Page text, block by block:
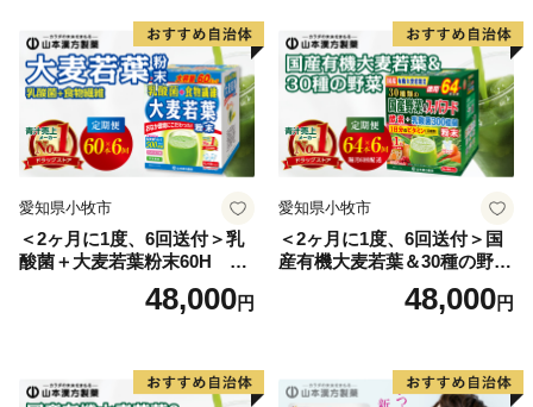
愛知県小牧市
＜2ヶ月に1度、6回送付＞乳
酸菌＋大麦若葉粉末60H 山
48,000円
愛知県小牧市
＜2ヶ月に1度、6回送付＞国
産有機大麦若葉＆30種の野
菜 山本漢方 定期便
48,000円